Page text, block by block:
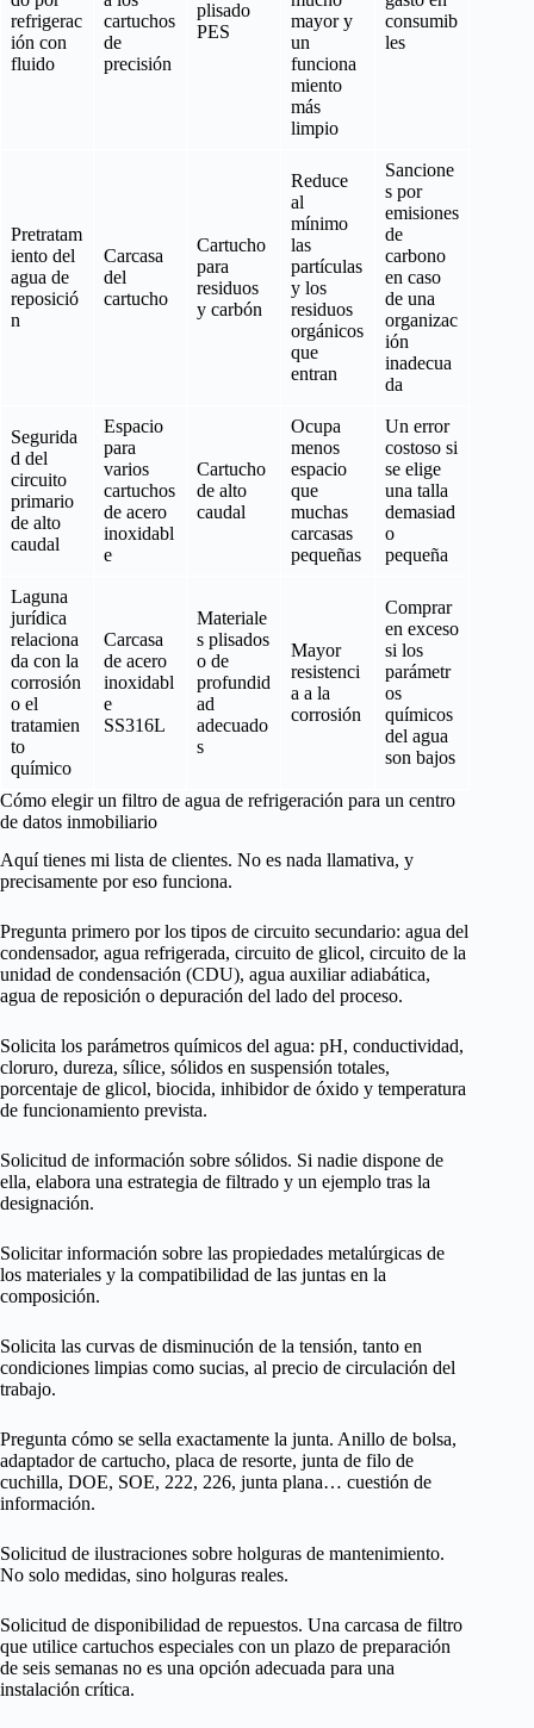
refrigerac
ión con
fluido
cartuchos
de
precisión
plisado
PES
mayor y
un
funciona
miento
más
limpio
consumib
les
Pretratam
iento del
agua de
reposició
n
Carcasa
del
cartucho
Cartucho
para
residuos
y carbón
Reduce
al
mínimo
las
partículas
y los
residuos
orgánicos
que
entran
Sancione
s por
emisiones
de
carbono
en caso
de una
organizac
ión
inadecua
da
Segurida
d del
circuito
primario
de alto
caudal
Espacio
para
varios
cartuchos
de acero
inoxidabl
e
Cartucho
de alto
caudal
Ocupa
menos
espacio
que
muchas
carcasas
pequeñas
Un error
costoso si
se elige
una talla
demasiad
o
pequeña
Laguna
jurídica
relaciona
da con la
corrosión
o el
tratamien
to
químico
Carcasa
de acero
inoxidabl
e
SS316L
Materiale
s plisados
o de
profundid
ad
adecuado
s
Mayor
resistenci
a a la
corrosión
Comprar
en exceso
si los
parámetr
os
químicos
del agua
son bajos
Cómo elegir un filtro de agua de refrigeración para un centro
de datos inmobiliario
Aquí tienes mi lista de clientes. No es nada llamativa, y
precisamente por eso funciona.
Pregunta primero por los tipos de circuito secundario: agua del
condensador, agua refrigerada, circuito de glicol, circuito de la
unidad de condensación (CDU), agua auxiliar adiabática,
agua de reposición o depuración del lado del proceso.
Solicita los parámetros químicos del agua: pH, conductividad,
cloruro, dureza, sílice, sólidos en suspensión totales,
porcentaje de glicol, biocida, inhibidor de óxido y temperatura
de funcionamiento prevista.
Solicitud de información sobre sólidos. Si nadie dispone de
ella, elabora una estrategia de filtrado y un ejemplo tras la
designación.
Solicitar información sobre las propiedades metalúrgicas de
los materiales y la compatibilidad de las juntas en la
composición.
Solicita las curvas de disminución de la tensión, tanto en
condiciones limpias como sucias, al precio de circulación del
trabajo.
Pregunta cómo se sella exactamente la junta. Anillo de bolsa,
adaptador de cartucho, placa de resorte, junta de filo de
cuchilla, DOE, SOE, 222, 226, junta plana… cuestión de
información.
Solicitud de ilustraciones sobre holguras de mantenimiento.
No solo medidas, sino holguras reales.
Solicitud de disponibilidad de repuestos. Una carcasa de filtro
que utilice cartuchos especiales con un plazo de preparación
de seis semanas no es una opción adecuada para una
instalación crítica.